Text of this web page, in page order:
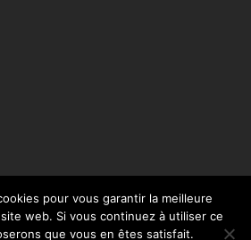
de 8h00 à 17h30
pour vous garantir la meilleure
web. Si vous continuez à utiliser ce
que vous en êtes satisfait.